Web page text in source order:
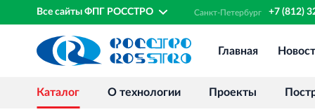
Все сайты ФПГ РОССТРО Санкт‐Петербург +7 (812)
Главная
Каталог О технологии Проекты